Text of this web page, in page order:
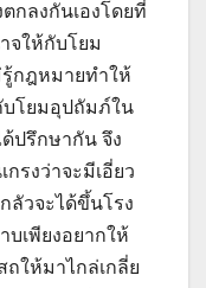
กลงกันเองโดยที่
จให้กับโยม
กฎหมายทำให้
บโยมอุปถัมภ์ใน
ปรึกษากัน จึง
รงว่าจะมีเอี่ยว
ลัวจะได้ขึ้นโรง
เพียงอยากให้
ให้มาไกล่เกลี่ย